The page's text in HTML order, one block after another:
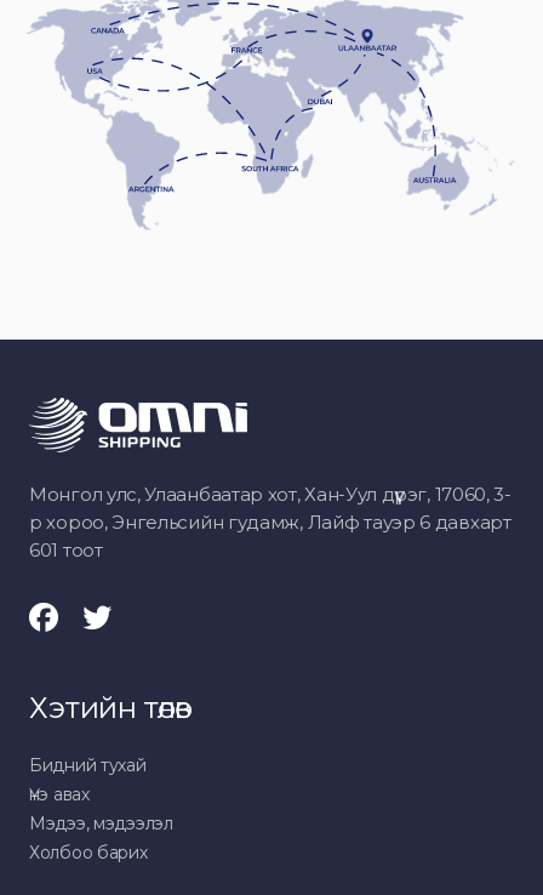
Монгол улс, Улаанбаатар хот, Хан-Уул дүүрэг, 17060, 3-
р хороо, Энгельсийн гудамж, Лайф тауэр 6 давхарт
601 тоот
Хэтийн төлөв
Бидний тухай
Үнэ авах
Мэдээ, мэдээлэл
Холбоо барих